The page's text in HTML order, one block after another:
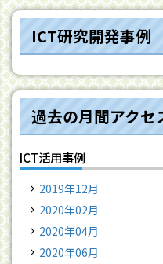
ICT研究開発事例
過去の月間アクセ
ICT活用事例
2019年12月
2020年02月
2020年04月
2020年06月